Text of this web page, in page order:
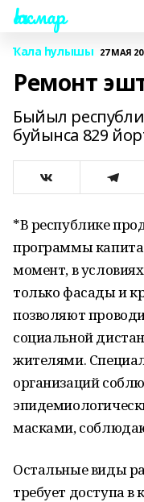
Һаҡмар
Ҡала һулышы 27 МАЯ
Ремонт
Быйыл
буйынса 829
*В республике
программы
момент, в
только фасады и
позволяют
социальной
жителями.
организаций
масками,
Остальные виды
требует доступа